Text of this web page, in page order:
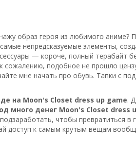
образ героя из любимого аниме?
непредсказуемые элементы,
— короче, полный терабайт
сожалению, подобное не прошло
мне начать про обувь. Тапки с
на Moon's Closet dress up game.
много денег Moon's Closet dress
чтобы превратиться в
доступ к самым крутым вещам